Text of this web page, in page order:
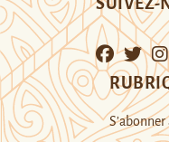
SUIVEZ-